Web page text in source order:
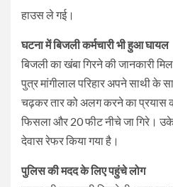
हाउस ले गई।
घटना में बिजली कर्मचारी भी हुआ घायल
बिजली का खंबा गिरने की जानकारी
पुत्र मांगीलाल परिहार अपने साथी के
चढ़कर तार को अलग करने का प्रयास
फिसला और 20 फीट नीचे जा गिरे।
देवास रेफर किया गया है।
पुलिस की मदद के लिए पहुंचे लोग